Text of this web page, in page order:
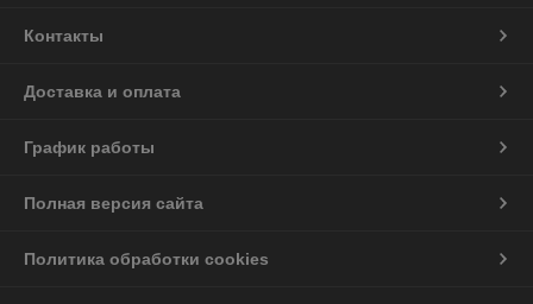
Контакты
Доставка и оплата
График работы
Полная версия сайта
Политика обработки cookies